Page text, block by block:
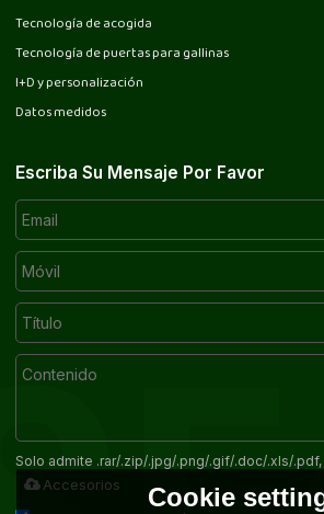
Tecnología de acogida
Tecnología de puertas para gallinas
I+D y personalización
Datos medidos
Escriba Su Mensaje Por Favor
Solo admite .rar/.zip/.jpg/.png/.gif/.doc/.xls/
Accesorios Cookie